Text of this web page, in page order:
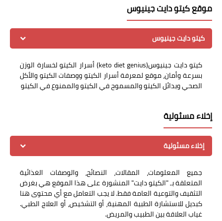
موقع كيتو دايت جينيوس
كيتو دايت جينيوس
كيتو دايت جينيوس(keto diet genius) أسرار الكيتو لخسارة الوزن
بسرعة وأمان، موقع لمعرفة أسرار الكيتو ووصفات الكيتو والأكل
الصحي وبدائل الكيتو والمسموح في الكيتو والممنوع في الكيتو
إخلاء مسئولية
إخلاء مسئولية
جميع المعلومات، المقالات، النصائح، والوصفات الغذائية
المتعلقة بـ "الكيتو دايت" المنشورة على هذا الموقع هي بغرض
التثقيف والتوعية العامة فقط. لا يجب التعامل مع أي محتوى هنا
كبديل للاستشارة الطبية المهنية، أو التشخيص، أو العلاج الطبي.
غياب العلاقة بين الطبيب والمريض.